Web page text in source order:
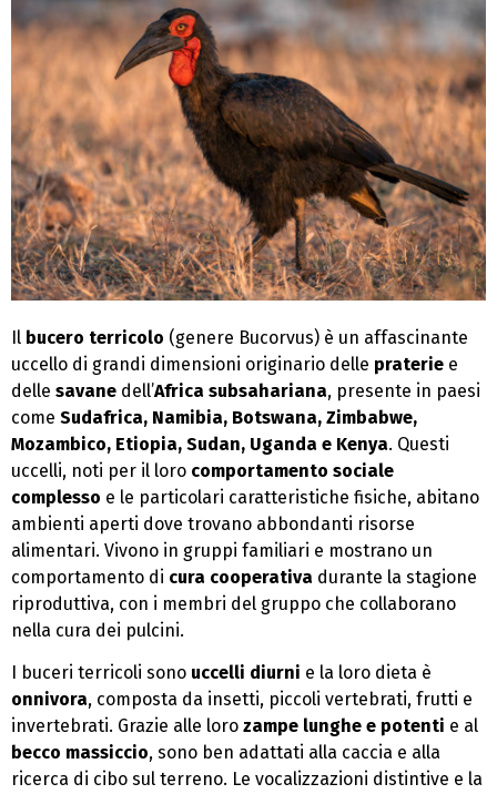
Il bucero terricolo (genere Bucorvus) è un affascinante
uccello di grandi dimensioni originario delle praterie e
delle savane dell’Africa subsahariana, presente in paesi
come Sudafrica, Namibia, Botswana, Zimbabwe,
Mozambico, Etiopia, Sudan, Uganda e Kenya. Questi
uccelli, noti per il loro comportamento sociale
complesso e le particolari caratteristiche fisiche, abitano
ambienti aperti dove trovano abbondanti risorse
alimentari. Vivono in gruppi familiari e mostrano un
comportamento di cura cooperativa durante la stagione
riproduttiva, con i membri del gruppo che collaborano
nella cura dei pulcini.
I buceri terricoli sono uccelli diurni e la loro dieta è
onnivora, composta da insetti, piccoli vertebrati, frutti e
invertebrati. Grazie alle loro zampe lunghe e potenti e al
becco massiccio, sono ben adattati alla caccia e alla
ricerca di cibo sul terreno. Le vocalizzazioni distintive e la